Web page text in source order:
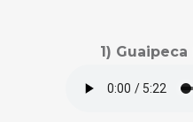
1) Guaipeca